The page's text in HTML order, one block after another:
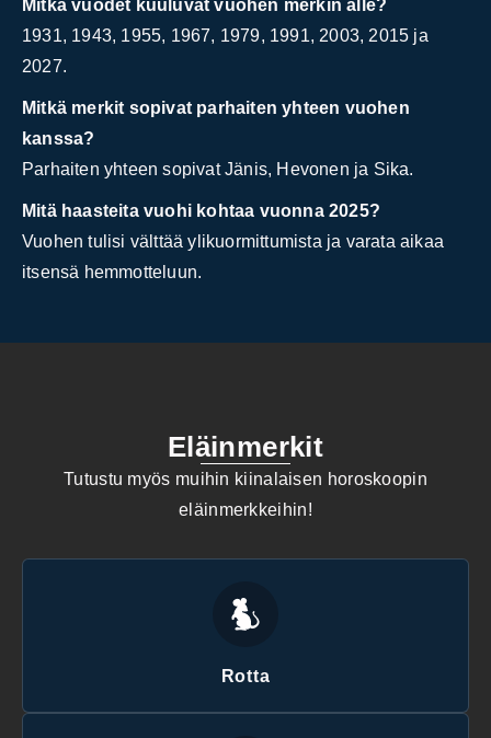
Mitkä vuodet kuuluvat vuohen merkin alle?
1931, 1943, 1955, 1967, 1979, 1991, 2003, 2015 ja
2027.
Mitkä merkit sopivat parhaiten yhteen vuohen
kanssa?
Parhaiten yhteen sopivat Jänis, Hevonen ja Sika.
Mitä haasteita vuohi kohtaa vuonna 2025?
Vuohen tulisi välttää ylikuormittumista ja varata aikaa
itsensä hemmotteluun.
Eläinmerkit
Tutustu myös muihin kiinalaisen horoskoopin
eläinmerkkeihin!
Rotta